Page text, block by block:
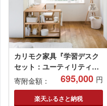
カリモク家具『学習デスク
セット：ユーティリティプ
ラスA』SS3955 QS3586
XT0611 [1069] 家具 国産
デスクセット カリモク家具
寄附金額： 695,000 円
楽天ふるさと納税